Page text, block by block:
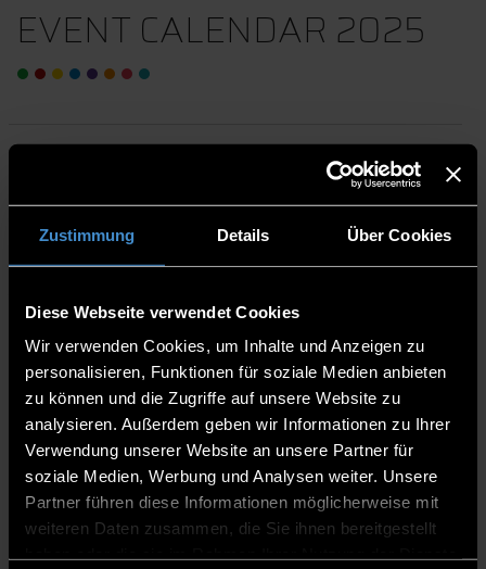
Zustimmung Details Über Cookies
Diese Webseite verwendet Cookies
Wir verwenden Cookies, um Inhalte und Anzeigen zu
personalisieren, Funktionen für soziale Medien anbieten
zu können und die Zugriffe auf unsere Website zu
analysieren. Außerdem geben wir Informationen zu Ihrer
Verwendung unserer Website an unsere Partner für
soziale Medien, Werbung und Analysen weiter. Unsere
Partner führen diese Informationen möglicherweise mit
weiteren Daten zusammen, die Sie ihnen bereitgestellt
EVENT CALENDAR 2025
KULTURCAFÉ
18:00-20:00
Download to event calender
19
Let’s get together!
Everyone interested in other cultures is invited to join
the KULTURcafé!
We welcome students, staff as well as citizens of
Pfarrkirchen...